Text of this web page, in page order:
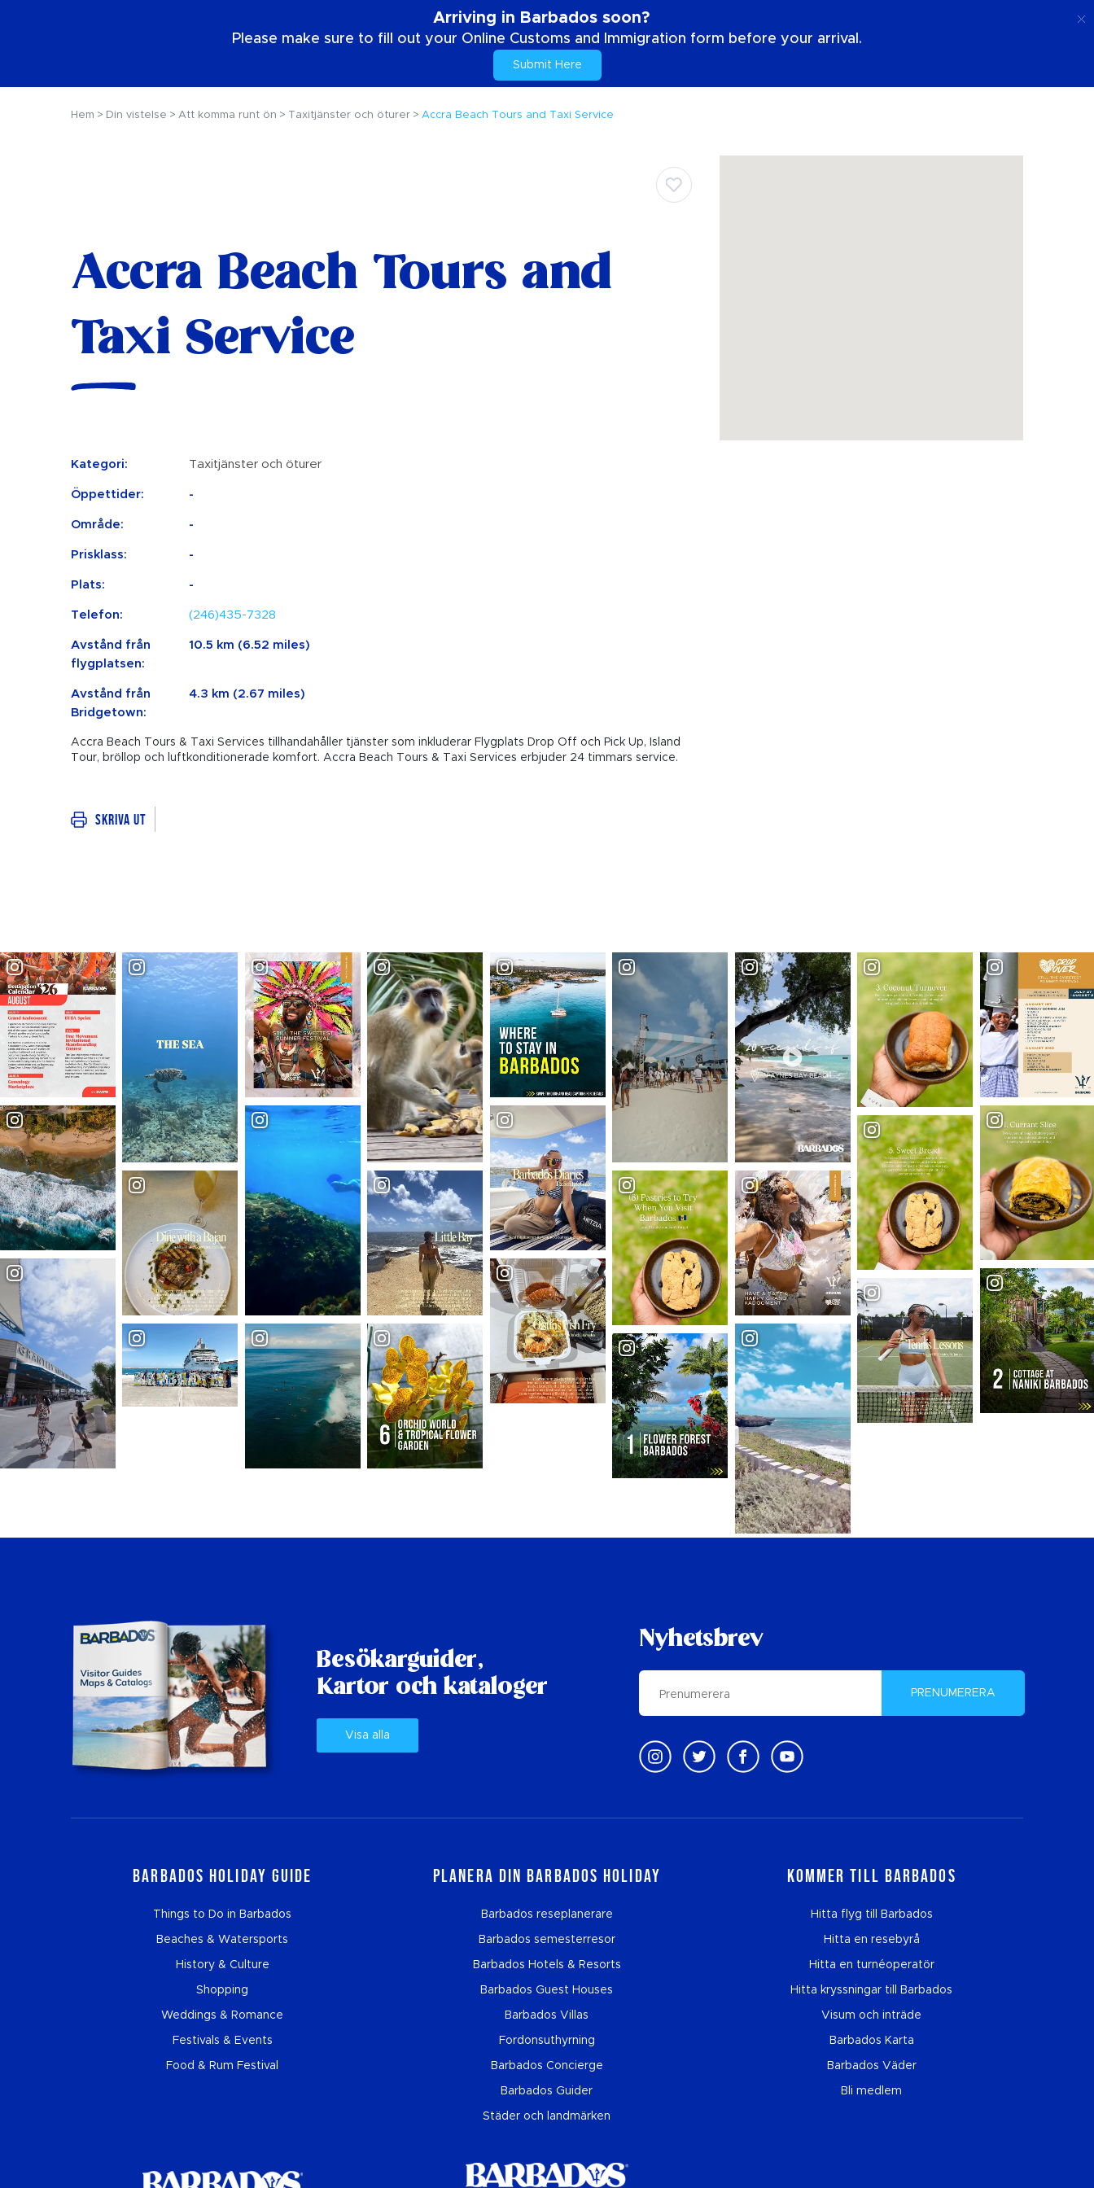
Arriving in Barbados soon?
Please make sure to fill out your Online Customs and Immigration form before your arrival.
Submit Here
Hem Din vistelse Att komma runt ön Taxitjänster och öturer Accra Beach Tours and Taxi Service
Accra Beach Tours and
Taxi Service
Kategori: Taxitjänster och öturer
Öppettider: -
Område: -
Prisklass: -
Plats: -
Telefon: (246)435-7328
Avstånd från
flygplatsen:
10.5 km (6.52 miles)
Avstånd från
Bridgetown:
4.3 km (2.67 miles)
Accra Beach Tours & Taxi Services tillhandahåller tjänster som inkluderar Flygplats Drop Off och Pick Up, Island
Tour, bröllop och luftkonditionerade komfort. Accra Beach Tours & Taxi Services erbjuder 24 timmars service.
Skriva ut
Besökarguider,
Kartor och kataloger
Visa alla
Nyhetsbrev
PRENUMERERA
Barbados Holiday Guide
Things to Do in Barbados
Beaches & Watersports
History & Culture
Shopping
Weddings & Romance
Festivals & Events
Food & Rum Festival
Planera din Barbados Holiday
Barbados reseplanerare
Barbados semesterresor
Barbados Hotels & Resorts
Barbados Guest Houses
Barbados Villas
Fordonsuthyrning
Barbados Concierge
Barbados Guider
Städer och landmärken
Kommer till Barbados
Hitta flyg till Barbados
Hitta en resebyrå
Hitta en turnéoperatör
Hitta kryssningar till Barbados
Visum och inträde
Barbados Karta
Barbados Väder
Bli medlem